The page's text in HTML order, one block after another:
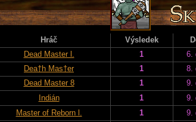
Hráč Výsledek
Dead Master l. 1 6.
Dea†h Mas†er 1 8.
Dead Master 8 1 9.
Indián 1 9.
Master of Reborn l. 1 9.